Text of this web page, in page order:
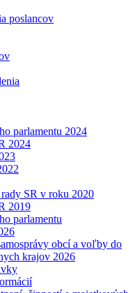
poslancov
parlamentu 2024
2024
SR v roku 2020
2019
parlamentu
obcí a voľby do
krajov 2026